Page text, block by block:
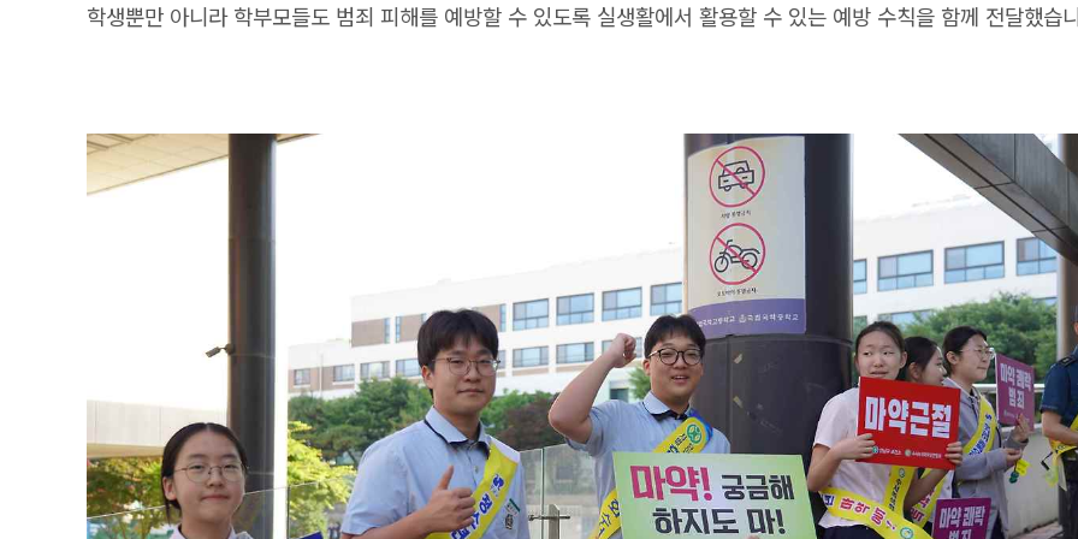
학생뿐만 아니라 학부모들도 범죄 피해를 예방할 수 있도록 실생활에서 활용할 수 있는 예방 수칙을 함께 전달했습